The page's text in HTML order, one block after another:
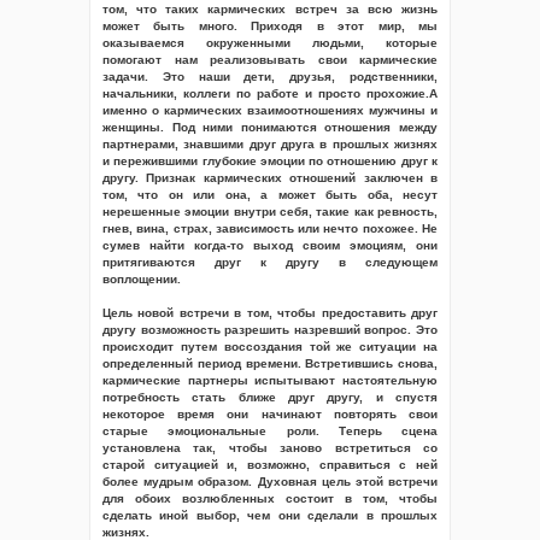
том, что таких кармических встреч за всю жизнь
может быть много. Приходя в этот мир, мы
оказываемся окруженными людьми, которые
помогают нам реализовывать свои кармические
задачи. Это наши дети, друзья, родственники,
начальники, коллеги по работе и просто прохожие.А
именно о кармических взаимоотношениях мужчины и
женщины. Под ними понимаются отношения между
партнерами, знавшими друг друга в прошлых жизнях
и пережившими глубокие эмоции по отношению друг к
другу. Признак кармических отношений заключен в
том, что он или она, а может быть оба, несут
нерешенные эмоции внутри себя, такие как ревность,
гнев, вина, страх, зависимость или нечто похожее. Не
сумев найти когда-то выход своим эмоциям, они
притягиваются друг к другу в следующем
воплощении.
Цель новой встречи в том, чтобы предоставить друг
другу возможность разрешить назревший вопрос. Это
происходит путем воссоздания той же ситуации на
определенный период времени. Встретившись снова,
кармические партнеры испытывают настоятельную
потребность стать ближе друг другу, и спустя
некоторое время они начинают повторять свои
старые эмоциональные роли. Теперь сцена
установлена так, чтобы заново встретиться со
старой ситуацией и, возможно, справиться с ней
более мудрым образом. Духовная цель этой встречи
для обоих возлюбленных состоит в том, чтобы
сделать иной выбор, чем они сделали в прошлых
жизнях.